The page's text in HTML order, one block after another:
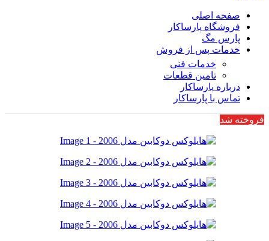
صفحه اصلی
فروشگاه پارساکار
پارس مگ
خدمات پس از فروش
خدمات فنی
تامین قطعات
درباره پارساکار
تماس با پارساکار
فروخته شد